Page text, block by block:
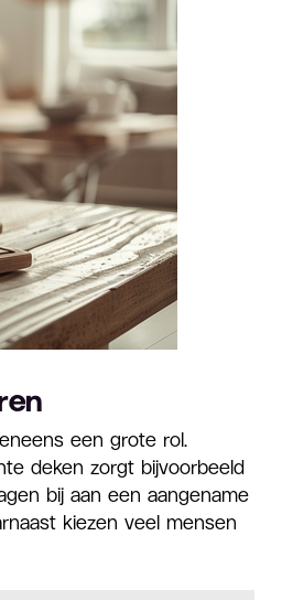
een grote rol.
deken zorgt bijvoorbeeld
bij aan een aangename
kiezen veel mensen